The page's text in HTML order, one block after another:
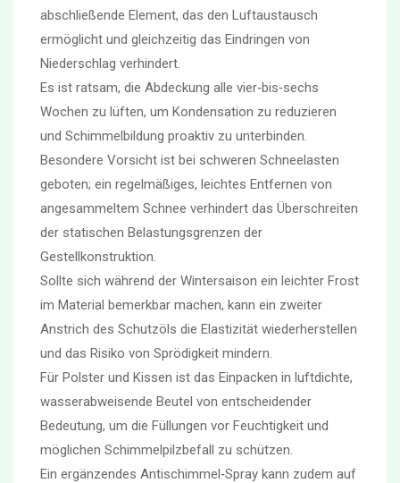
abschließende Element, das den Luftaustausch
ermöglicht und gleichzeitig das Eindringen von
Niederschlag verhindert.
Es ist ratsam, die Abdeckung alle vier‑bis‑sechs
Wochen zu lüften, um Kondensation zu reduzieren
und Schimmelbildung proaktiv zu unterbinden.
Besondere Vorsicht ist bei schweren Schneelasten
geboten; ein regelmäßiges, leichtes Entfernen von
angesammeltem Schnee verhindert das Überschreiten
der statischen Belastungsgrenzen der
Gestellkonstruktion.
Sollte sich während der Wintersaison ein leichter Frost
im Material bemerkbar machen, kann ein zweiter
Anstrich des Schutzöls die Elastizität wiederherstellen
und das Risiko von Sprödigkeit mindern.
Für Polster und Kissen ist das Einpacken in luftdichte,
wasserabweisende Beutel von entscheidender
Bedeutung, um die Füllungen vor Feuchtigkeit und
möglichen Schimmelpilzbefall zu schützen.
Ein ergänzendes Antischimmel‑Spray kann zudem auf